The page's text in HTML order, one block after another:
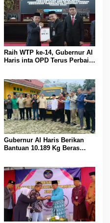
Raih WTP ke-14, Gubernur Al
Haris inta OPD Terus Perbaiki
Gubernur Al Haris Berikan
Bantuan 10.189 Kg Beras